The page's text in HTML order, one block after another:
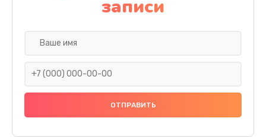
890 руб.
290 руб.
Заказать
записи